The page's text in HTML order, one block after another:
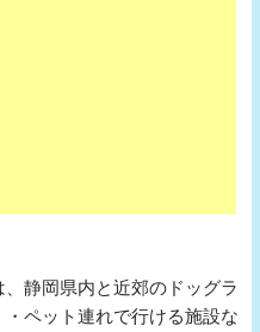
静岡県内と近郊のドッグラ
ペット連れで行ける施設な